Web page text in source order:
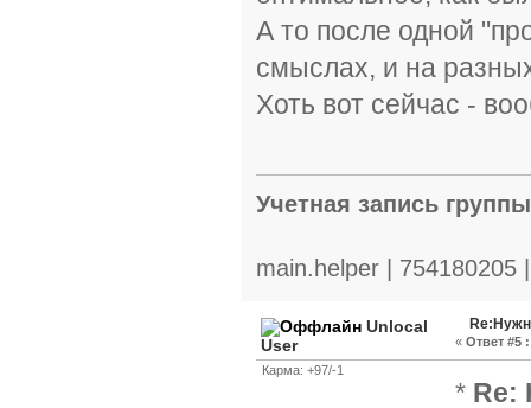
А то после одной
смыслах, и на
Хоть вот сейчас -
Учетная запись
main.helper |
Unlocal
User
Карма: +97/-1
« Ответ #5 :
* Re: